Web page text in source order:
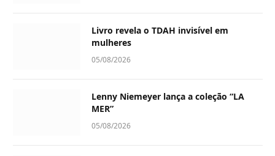
Livro revela o TDAH invisível em
mulheres
05/08/2026
Lenny Niemeyer lança a coleção “LA
MER”
05/08/2026